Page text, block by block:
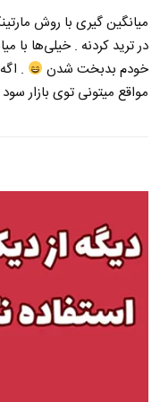
میانگین گیری با روش
در ترید کردنه . خیلی‌ها با
خودم بدبخت شدن
.
مواقع میتونی توی بازار